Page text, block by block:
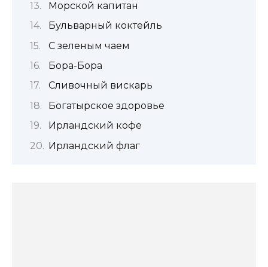
Морской капитан
Бульварный коктейль
С зеленым чаем
Бора-Бора
Сливочный вискарь
Богатырское здоровье
Ирландский кофе
Ирландский флаг